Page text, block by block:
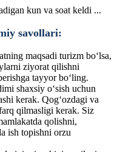
kun va soat keldi ...
savollari:
maqsadi turizm bo‘lsa,
ziyorat qilishni
tayyor bo‘ling.
shaxsiy o‘sish uchun
kerak. Qog‘ozdagi va
qilmasligi kerak. Siz
qolishni,
ish topishni orzu